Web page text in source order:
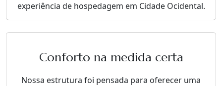
experiência de hospedagem em Cidade Ocidental.
Conforto na medida certa
Nossa estrutura foi pensada para oferecer uma